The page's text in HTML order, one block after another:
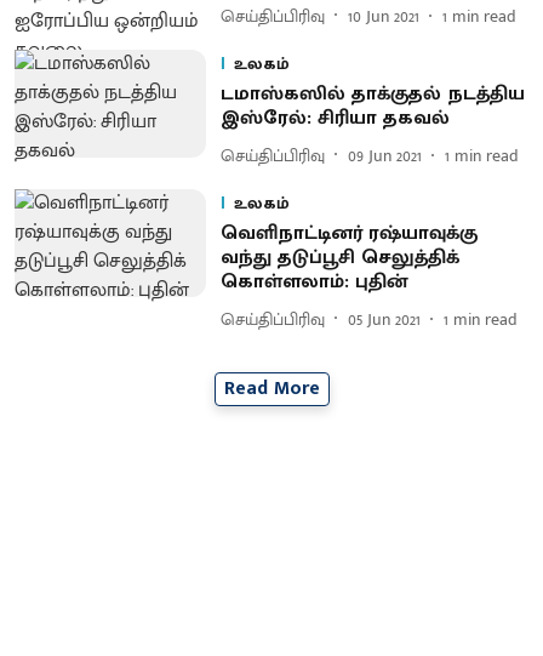
செய்திப்பிரிவு 10 Jun 2021 1 min read
உலகம்
டமாஸ்கஸில் தாக்குதல் நடத்திய
இஸ்ரேல்: சிரியா தகவல்
செய்திப்பிரிவு 09 Jun 2021 1 min read
உலகம்
வெளிநாட்டினர் ரஷ்யாவுக்கு
வந்து தடுப்பூசி செலுத்திக்
கொள்ளலாம்: புதின்
செய்திப்பிரிவு 05 Jun 2021 1 min read
Read More